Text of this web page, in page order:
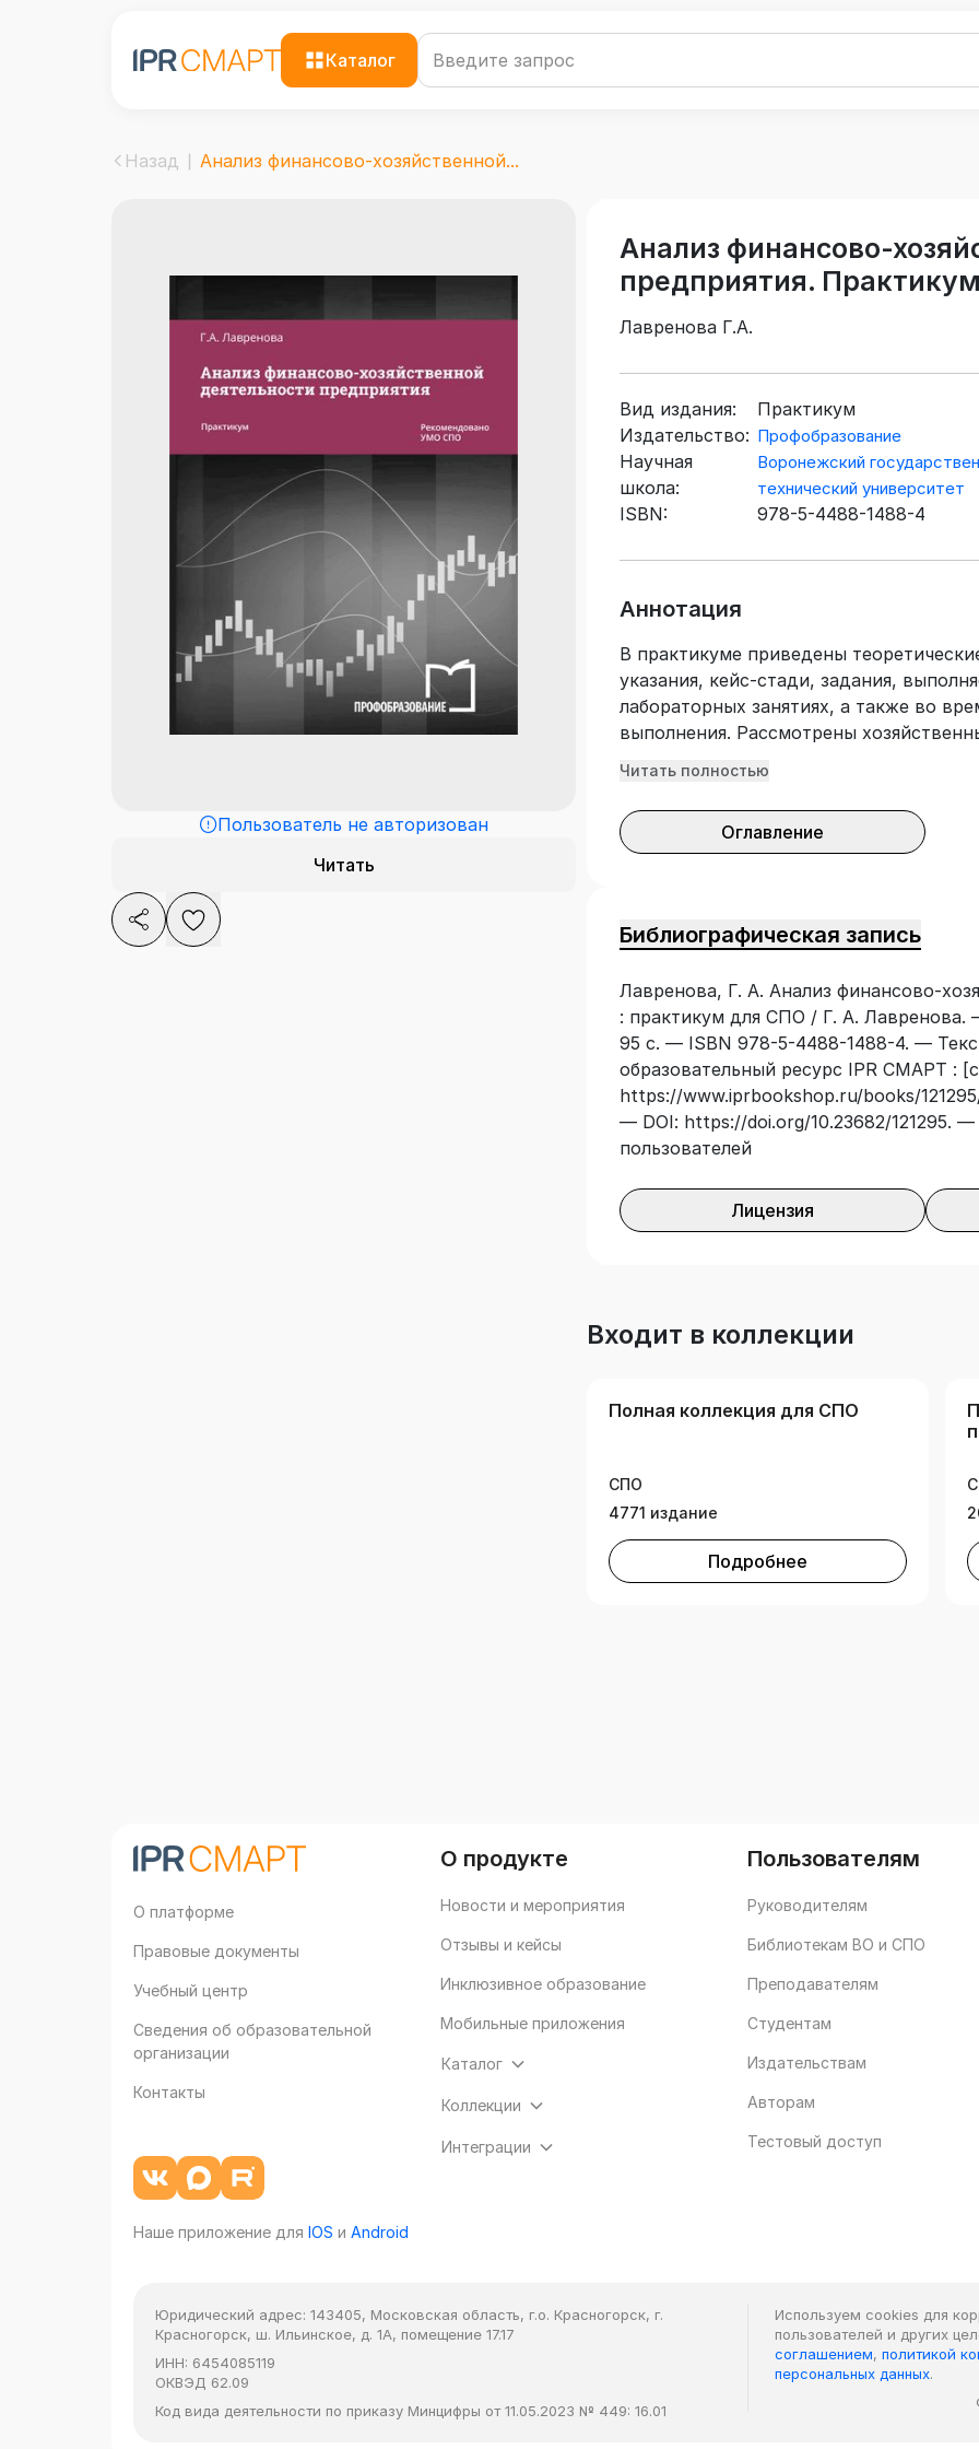
Каталог
Назад Анализ финансово-хозяйственной...
Пользователь не авторизован
Читать
Анализ финансово-
предприятия.
Лавренова Г.А.
Вид издания:
Практикум
Издательство: Профобразование
Научная
школа:
Воронежский
технический университет
ISBN: 978-5-4488-1488-4
Аннотация
В практикуме приведены
указания, кейс-стади, задания,
лабораторных занятиях, а также во
выполнения. Рассмотрены
студентам изучить основы факторного
записки, принимать верные
предназначен для студентов,
Читать полностью
Оглавление
Библиографическая запись
Лавренова, Г. А. Анализ финансово-
: практикум для СПО / Г. А.
95 с. — ISBN 978-5-4488-1488-4. —
образовательный ресурс IPR СМАРТ :
https://www.iprbookshop.ru/books/
— DOI: https://doi.org/10.23682/121295.
пользователей
Лицензия
Входит в коллекции
Полная коллекция для СПО
СПО
4771 издание
Подробнее
О платформе
Правовые документы
Учебный центр
Сведения об образовательной
организации
Контакты
Наше приложение для IOS и Android
О продукте
Новости и мероприятия
Отзывы и кейсы
Инклюзивное образование
Мобильные приложения
Каталог
Коллекции
Интеграции
Пользователям
Руководителям
Библиотекам ВО и СПО
Преподавателям
Студентам
Издательствам
Авторам
Тестовый доступ
Юридический адрес: 143405, Московская область, г.о. Красногорск, г.
Красногорск, ш. Ильинское, д. 1А, помещение 17.17
ИНН: 6454085119
ОКВЭД 62.09
Код вида деятельности по приказу Минцифры от 11.05.2023 № 449: 16.01
Используем cookies для
пользователей и других
соглашением, политикой
персональных данных.